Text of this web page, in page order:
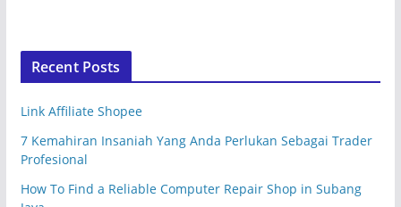
Recent Posts
Link Affiliate Shopee
7 Kemahiran Insaniah Yang Anda Perlukan Sebagai Trader
Profesional
How To Find a Reliable Computer Repair Shop in Subang